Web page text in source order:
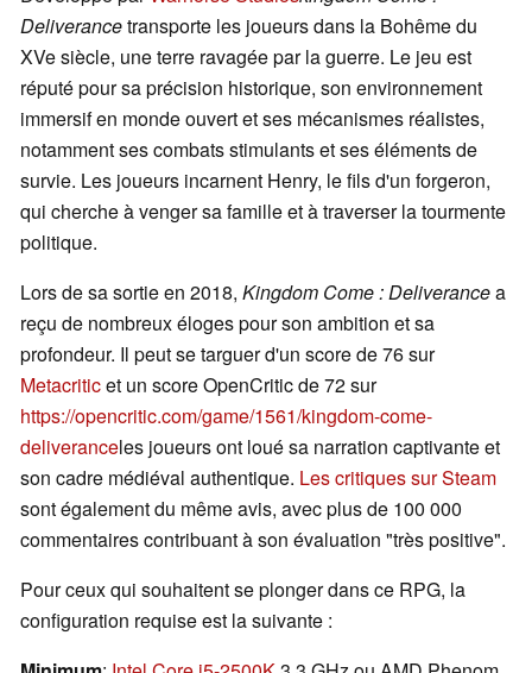
Deliverancetransporte les joueurs dans la Bohême du
XVe siècle, une terre ravagée par la guerre. Le jeu est
réputé pour sa précision historique, son environnement
immersif en monde ouvert et ses mécanismes réalistes,
notamment ses combats stimulants et ses éléments de
survie. Les joueurs incarnent Henry, le fils d'un forgeron,
qui cherche à venger sa famille et à traverser la tourmente
politique.
Lors de sa sortie en 2018, Kingdom Come : Deliverancea
reçu de nombreux éloges pour son ambition et sa
profondeur. Il peut se targuer d'un score de 76 sur
Metacriticet un score OpenCritic de 72 sur
https://opencritic.com/game/1561/kingdom-come-
deliveranceles joueurs ont loué sa narration captivante et
son cadre médiéval authentique. Les critiques sur Steam
sont également du même avis, avec plus de 100 000
commentaires contribuant à son évaluation "très positive".
Pour ceux qui souhaitent se plonger dans ce RPG, la
configuration requise est la suivante :